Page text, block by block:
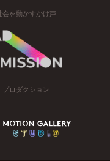
会を動かすかけ声
プロダクション